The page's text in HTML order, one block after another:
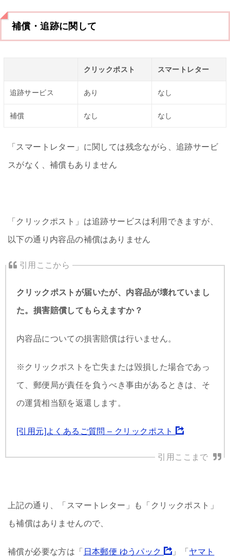
補償・追跡に関して
クリックポスト スマートレター
追跡サービス あり なし
補償 なし なし
「スマートレター」に関しては残念ながら、追跡サービ
スがなく、補償もありません
「クリックポスト」は追跡サービスは利用できますが、
以下の通り内容品の補償はありません
クリックポストが届いたが、内容品が壊れていまし
た。損害賠償してもらえますか？
内容品についての損害賠償は行いません。
※クリックポストを亡失または毀損した場合であっ
て、郵便局が責任を負うべき事由があるときは、そ
の運賃相当額を返還します。
[引用元]よくあるご質問 – クリックポスト
上記の通り、「スマートレター」も「クリックポスト」
も補償はありませんので、
補償が必要な方は「 日本郵便 ゆうパック 」「 ヤマト